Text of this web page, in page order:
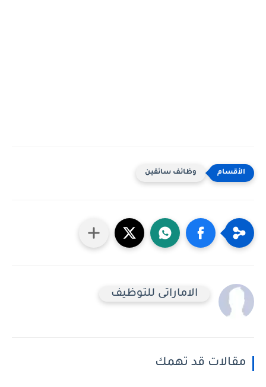
وظائف سائقين
الاماراتى للتوظيف
مقالات قد تهمك